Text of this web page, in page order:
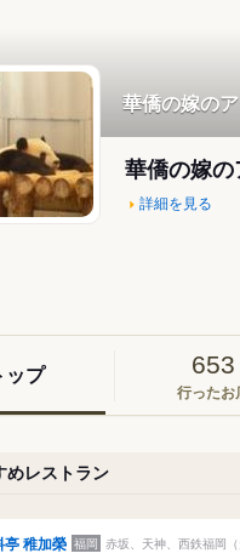
華僑の嫁の
華僑の嫁
詳細を見る
ップ 653
行ったお
めレストラン
亭 稚加榮 福岡 赤坂、天神、西鉄福岡